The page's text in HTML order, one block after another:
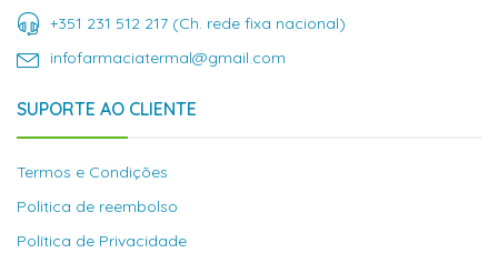
+351 231 512 217 (Ch. rede fixa nacional)
infofarmaciatermal@gmail.com
SUPORTE AO CLIENTE
Termos e Condições
Politica de reembolso
Política de Privacidade